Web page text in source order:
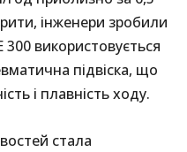
інженери зробили
300 використовується
підвіска, що
і плавність ходу.
стала